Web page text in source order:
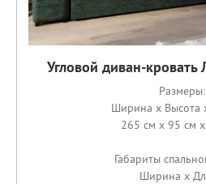
Угловой диван-кровать
Размеры:
Ширина x Высота
265 см x 95 см
Габариты
Ширина x